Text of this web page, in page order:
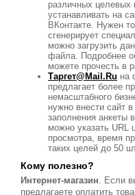
различных целевых
устанавливать на
ВКонтакте. Нужен
сгенерирует
можно загрузить
файла. Подробнее
можете прочесть в
Таргет@Mail.Ru на
предлагает более
немасштабного
нужно внести сайт в
заполнения анкеты
можно указать URL
просмотра, время
таких целей до 50
Кому полезно?
Интернет-магазин. Если
предлагаете оплатить